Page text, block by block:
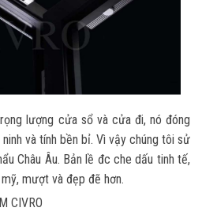
lượng cửa sổ và cửa đi, nó đóng
và tính bền bỉ. Vì vậy chúng tôi sử
Châu Âu. Bản lề đc che dấu tinh tế,
mượt và đẹp đẽ hơn.
CIVRO